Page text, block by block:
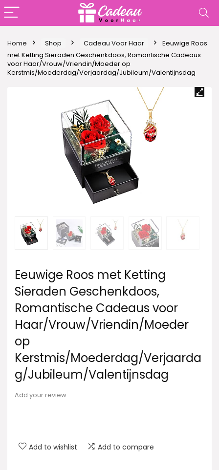
Home Shop Cadeau Voor Haar
Eeuwige Roos
met Ketting Sieraden Geschenkdoos, Romantische Cadeaus
voor Haar/Vrouw/Vriendin/Moeder op
Kerstmis/Moederdag/Verjaardag/Jubileum/Valentijnsdag
Eeuwige Roos met Ketting
Sieraden Geschenkdoos,
Romantische Cadeaus voor
Haar/Vrouw/Vriendin/Moeder
op
Kerstmis/Moederdag/Verjaarda
g/Jubileum/Valentijnsdag
Add your review
Add to wishlist Add to compare